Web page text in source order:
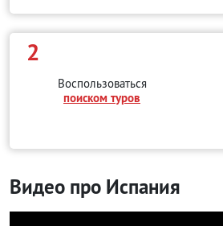
2
Воспользоваться
поиском туров
Видео про Испания